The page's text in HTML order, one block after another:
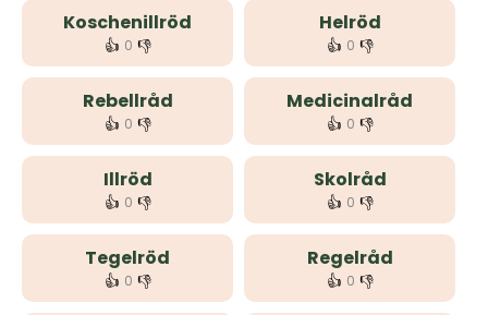
Koschenillröd
👍 0 👎
Helröd
👍 0 👎
Rebellråd
👍 0 👎
Medicinalråd
👍 0 👎
Illröd
👍 0 👎
Skolråd
👍 0 👎
Tegelröd
👍 0 👎
Regelråd
👍 0 👎